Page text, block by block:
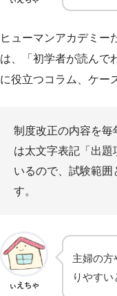
ヒューマンアカデミー
は、「初学者が読んで
に役立つコラム、ケー
制度改正の内容を毎
は太文字表記「出題
いるので、試験範囲
す。
ぃえちゃ
主婦の方
りやすい